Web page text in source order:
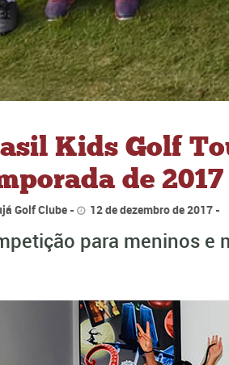
Kids Golf
de
Golf Clube 12 de dezembro de 2017
para meninos e